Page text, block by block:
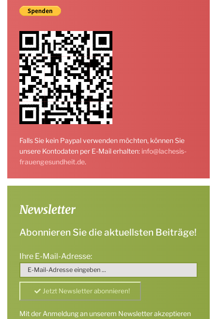
Falls Sie kein Paypal verwenden möchten, können Sie
unsere Kontodaten per E-Mail erhalten: info@lachesis-
frauengesundheit.de.
Newsletter
Abonnieren Sie die aktuellsten Beiträge!
Ihre E-Mail-Adresse:
Mit der Anmeldung an unserem Newsletter akzeptieren